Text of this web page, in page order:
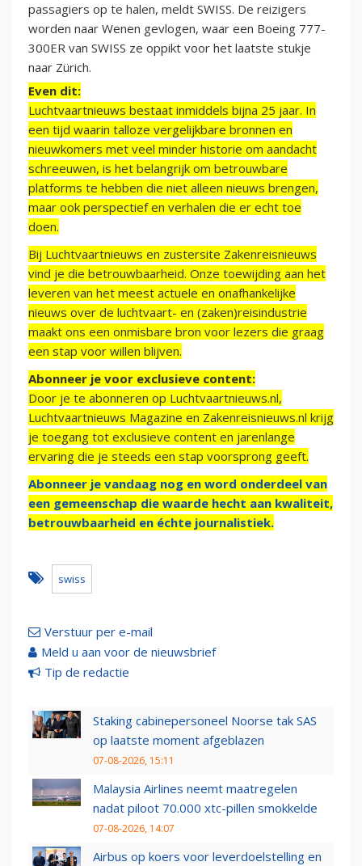
passagiers op te halen, meldt SWISS. De reizigers
worden naar Wenen gevlogen, waar een Boeing 777-
300ER van SWISS ze oppikt voor het laatste stukje
naar Zürich.
Even dit:
Luchtvaartnieuws bestaat inmiddels bijna 25 jaar. In
een tijd waarin talloze vergelijkbare bronnen en
nieuwkomers met veel minder historie om aandacht
schreeuwen, is het belangrijk om betrouwbare
platforms te hebben die niet alleen nieuws brengen,
maar ook perspectief en verhalen die er echt toe
doen.
Bij Luchtvaartnieuws en zustersite Zakenreisnieuws
vind je die betrouwbaarheid. Onze toewijding aan het
leveren van het meest actuele en onafhankelijke
nieuws over de luchtvaart- en (zaken)reisindustrie
maakt ons een onmisbare bron voor lezers die graag
een stap voor willen blijven.
Abonneer je voor exclusieve content:
Door je te abonneren op Luchtvaartnieuws.nl,
Luchtvaartnieuws Magazine en Zakenreisnieuws.nl krijg
je toegang tot exclusieve content en jarenlange
ervaring die je steeds een stap voorsprong geeft.
Abonneer je vandaag nog en word onderdeel van
een gemeenschap die waarde hecht aan kwaliteit,
betrouwbaarheid en échte journalistiek.
swiss
Verstuur per e-mail
Meld u aan voor de nieuwsbrief
Tip de redactie
Staking cabinepersoneel Noorse tak SAS
op laatste moment afgeblazen
07-08-2026, 15:11
Malaysia Airlines neemt maatregelen
nadat piloot 70.000 xtc-pillen smokkelde
07-08-2026, 14:07
Airbus op koers voor leverdoelstelling en